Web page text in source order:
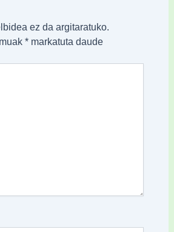
ez da argitaratuko.
*markatuta daude